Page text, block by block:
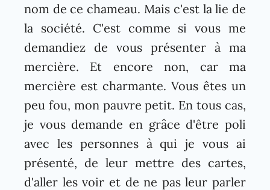
nom de ce chameau. Mais c'est la lie de
la société. C'est comme si vous me
demandiez de vous présenter à ma
mercière. Et encore non, car ma
mercière est charmante. Vous êtes un
peu fou, mon pauvre petit. En tous cas,
je vous demande en grâce d'être poli
avec les personnes à qui je vous ai
présenté, de leur mettre des cartes,
d'aller les voir et de ne pas leur parler